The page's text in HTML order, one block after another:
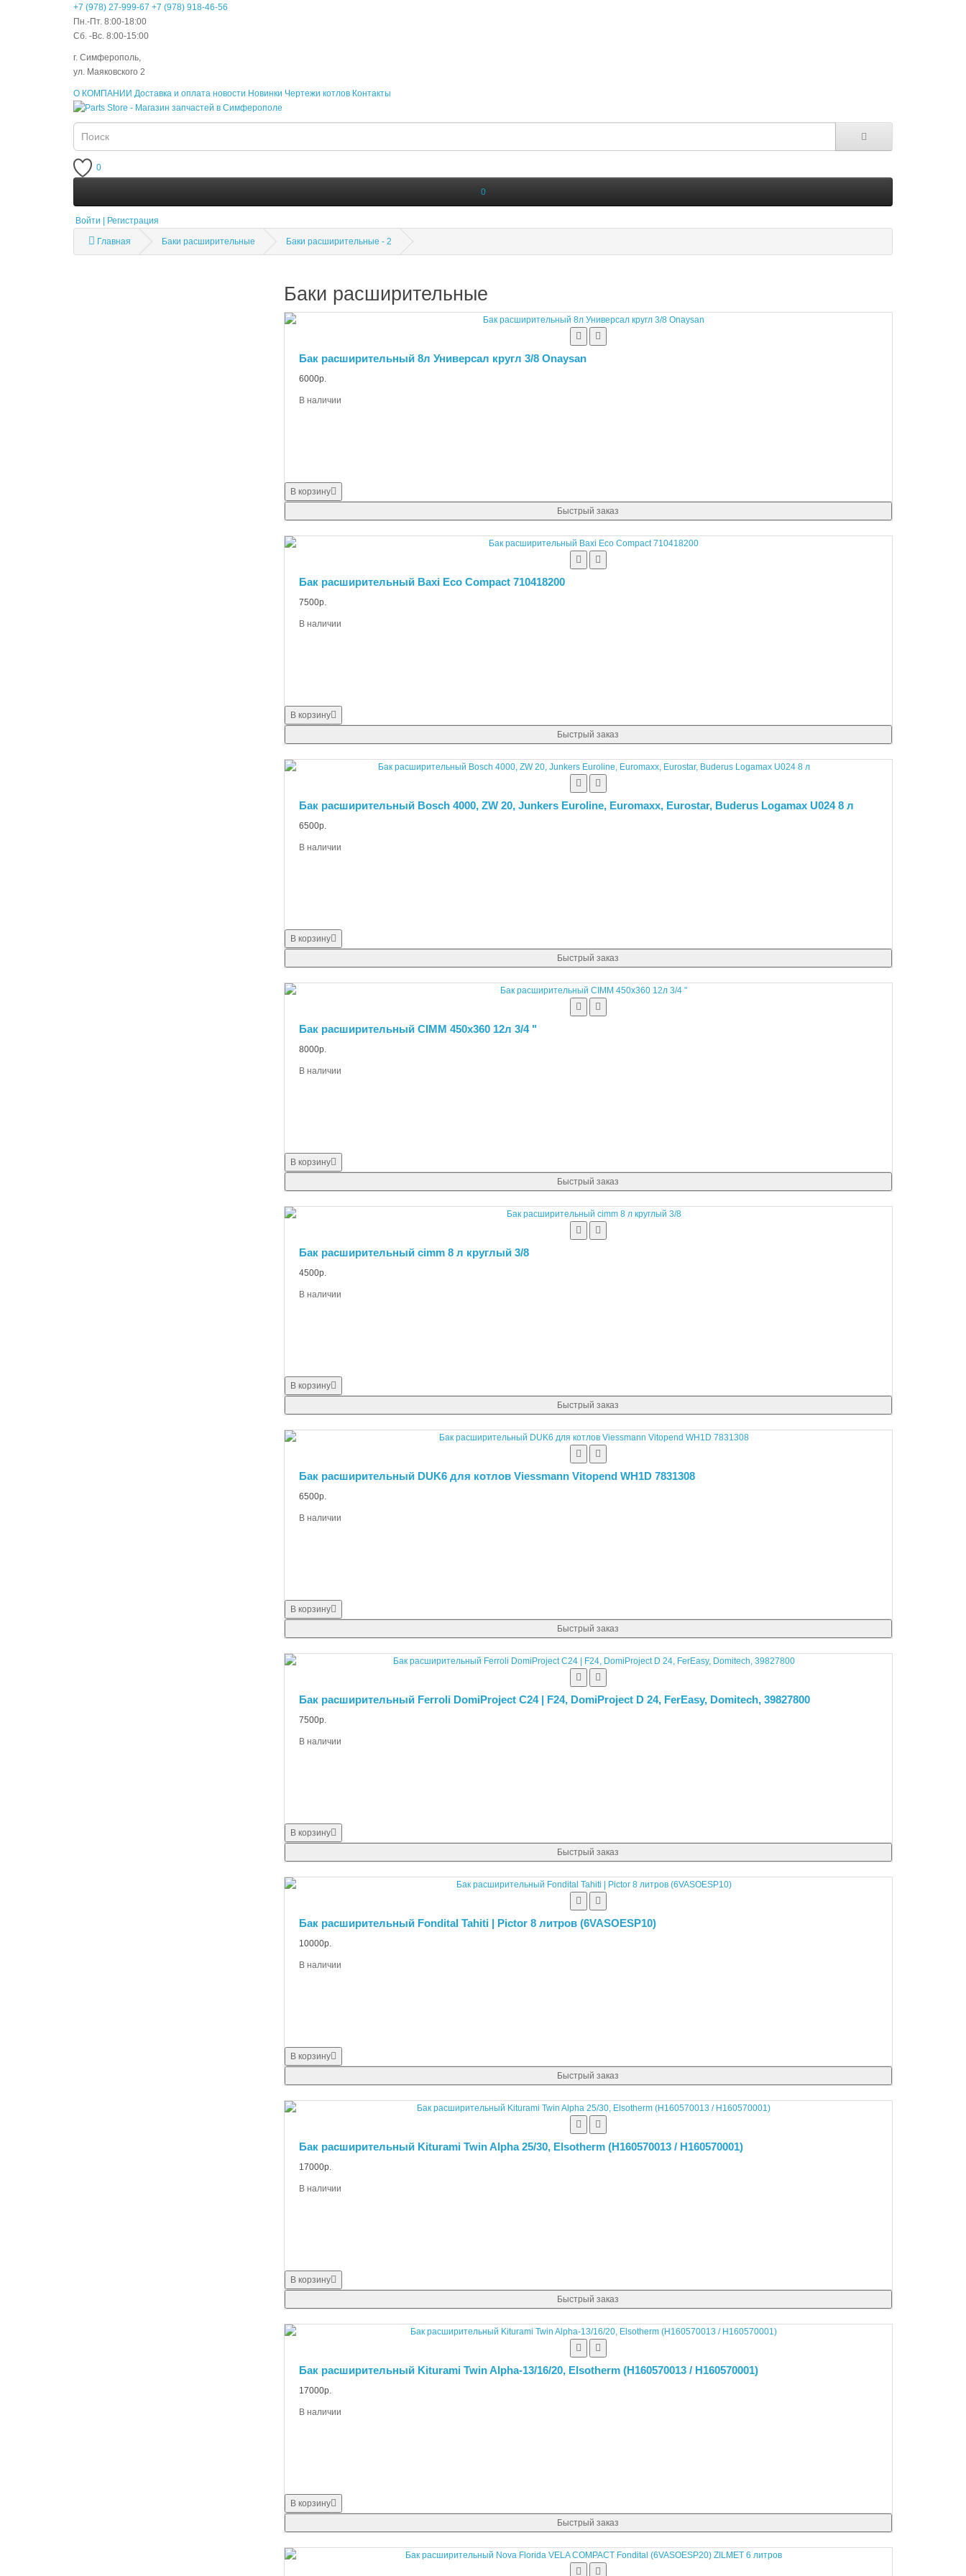
+7 (978) 27-999-67 +7 (978) 918-46-56
Пн.-Пт. 8:00-18:00
Сб. -Вс. 8:00-15:00
г. Симферополь,
ул. Маяковского 2
О КОМПАНИИ Доставка и оплата новости Новинки Чертежи котлов Контакты
0
0
Войти | Регистрация
Главная Баки расширительные Баки расширительные - 2
Баки расширительные
Бак расширительный 8л Универсал кругл 3/8 Onaysan
6000р.
В наличии
В корзину
Быстрый заказ
Бак расширительный Baxi Eco Compact 710418200
7500р.
В наличии
В корзину
Быстрый заказ
Бак расширительный Bosch 4000, ZW 20, Junkers Euroline, Euromaxx, Eurostar, Buderus Logamax U024 8 л
6500р.
В наличии
В корзину
Быстрый заказ
Бак расширительный CIMM 450х360 12л 3/4 "
8000р.
В наличии
В корзину
Быстрый заказ
Бак расширительный cimm 8 л круглый 3/8
4500р.
В наличии
В корзину
Быстрый заказ
Бак расширительный DUK6 для котлов Viessmann Vitopend WH1D 7831308
6500р.
В наличии
В корзину
Быстрый заказ
Бак расширительный Ferroli DomiProject С24 | F24, DomiProject D 24, FerEasy, Domitech, 39827800
7500р.
В наличии
В корзину
Быстрый заказ
Бак расширительный Fondital Tahiti | Pictor 8 литров (6VASOESP10)
10000р.
В наличии
В корзину
Быстрый заказ
Бак расширительный Kiturami Twin Alpha 25/30, Elsotherm (H160570013 / H160570001)
17000р.
В наличии
В корзину
Быстрый заказ
Бак расширительный Kiturami Twin Alpha-13/16/20, Elsotherm (H160570013 / H160570001)
17000р.
В наличии
В корзину
Быстрый заказ